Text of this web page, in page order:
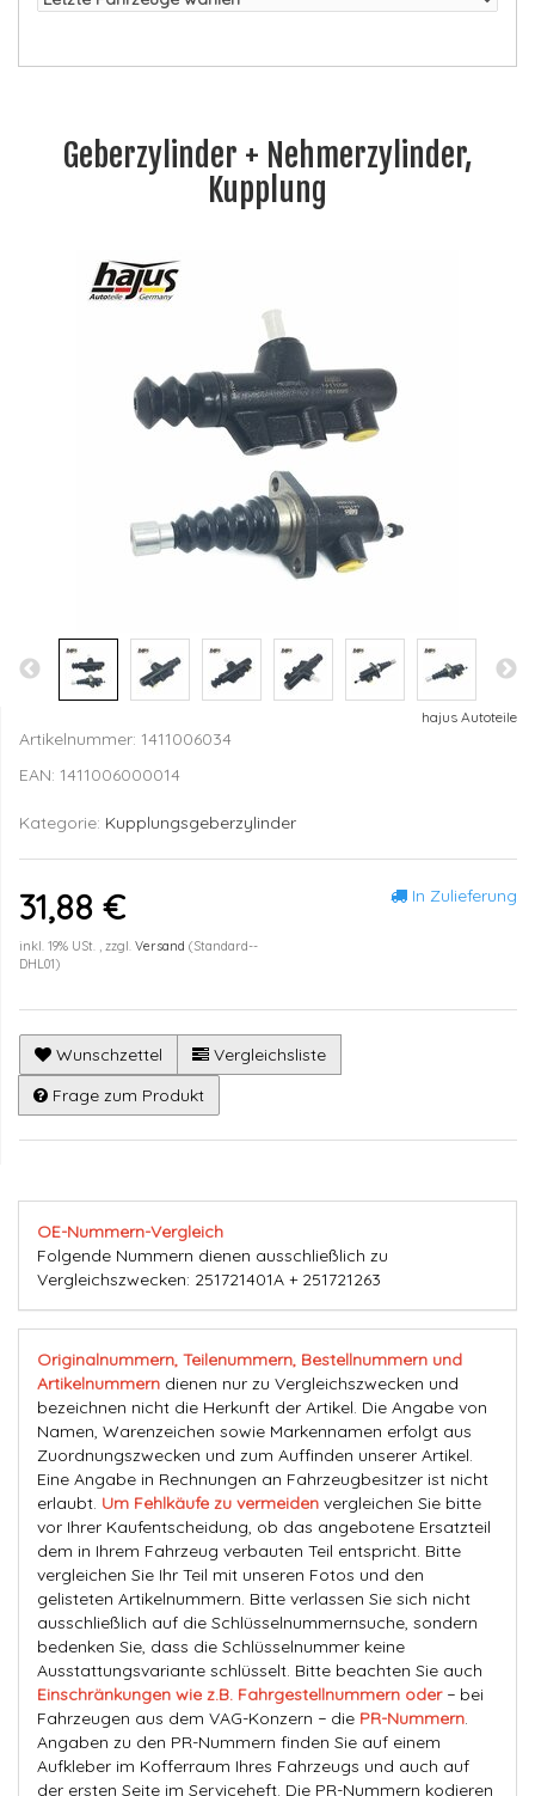
Geberzylinder + Nehmerzylinder,
Kupplung
hajus Autoteile
Artikelnummer: 1411006034
EAN: 1411006000014
Kategorie: Kupplungsgeberzylinder
31,88 €
inkl. 19% USt. , zzgl. Versand (Standard--
DHL01)
In Zulieferung
Wunschzettel
Vergleichsliste
Frage zum Produkt
OE-Nummern-Vergleich
Folgende Nummern dienen ausschließlich zu
Vergleichszwecken: 251721401A + 251721263
Originalnummern, Teilenummern, Bestellnummern und
Artikelnummern dienen nur zu Vergleichszwecken und
bezeichnen nicht die Herkunft der Artikel. Die Angabe von
Namen, Warenzeichen sowie Markennamen erfolgt aus
Zuordnungszwecken und zum Auffinden unserer Artikel.
Eine Angabe in Rechnungen an Fahrzeugbesitzer ist nicht
erlaubt. Um Fehlkäufe zu vermeiden vergleichen Sie bitte
vor Ihrer Kaufentscheidung, ob das angebotene Ersatzteil
dem in Ihrem Fahrzeug verbauten Teil entspricht. Bitte
vergleichen Sie Ihr Teil mit unseren Fotos und den
gelisteten Artikelnummern. Bitte verlassen Sie sich nicht
ausschließlich auf die Schlüsselnummernsuche, sondern
bedenken Sie, dass die Schlüsselnummer keine
Ausstattungsvariante schlüsselt. Bitte beachten Sie auch
Einschränkungen wie z.B. Fahrgestellnummern oder− bei
Fahrzeugen aus dem VAG-Konzern − die PR-Nummern
Angaben zu den PR-Nummern finden Sie auf einem
Aufkleber im Kofferraum Ihres Fahrzeugs und auch auf
der ersten Seite im Serviceheft. Die PR-Nummern kodieren